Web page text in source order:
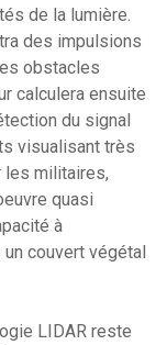
de la lumière.
des impulsions
obstacles
calculera ensuite
du signal
visualisant très
les militaires,
quasi
à
couvert végétal
LIDAR reste